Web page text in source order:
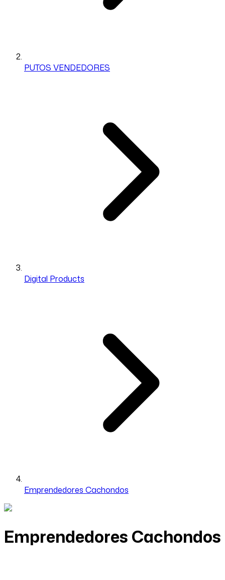
PUTOS VENDEDORES
Digital Products
Emprendedores Cachondos
Emprendedores Cachondos